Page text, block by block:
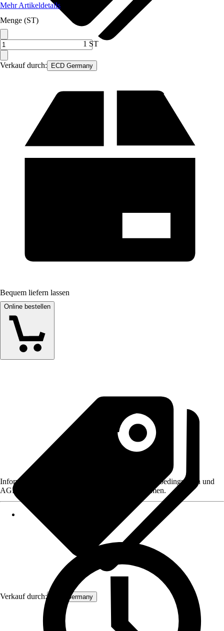
Verkauf durch: ECD Germany
Mehr Artikeldetails
Menge (ST)
1 ST
Bequem liefern lassen
Online bestellen
Verkauf durch: ECD Germany
Informationen des Verkäufers, wie z. B. Rückgabebedingungen und
AGB, finden Sie bei Klick auf den Verkäufernamen.